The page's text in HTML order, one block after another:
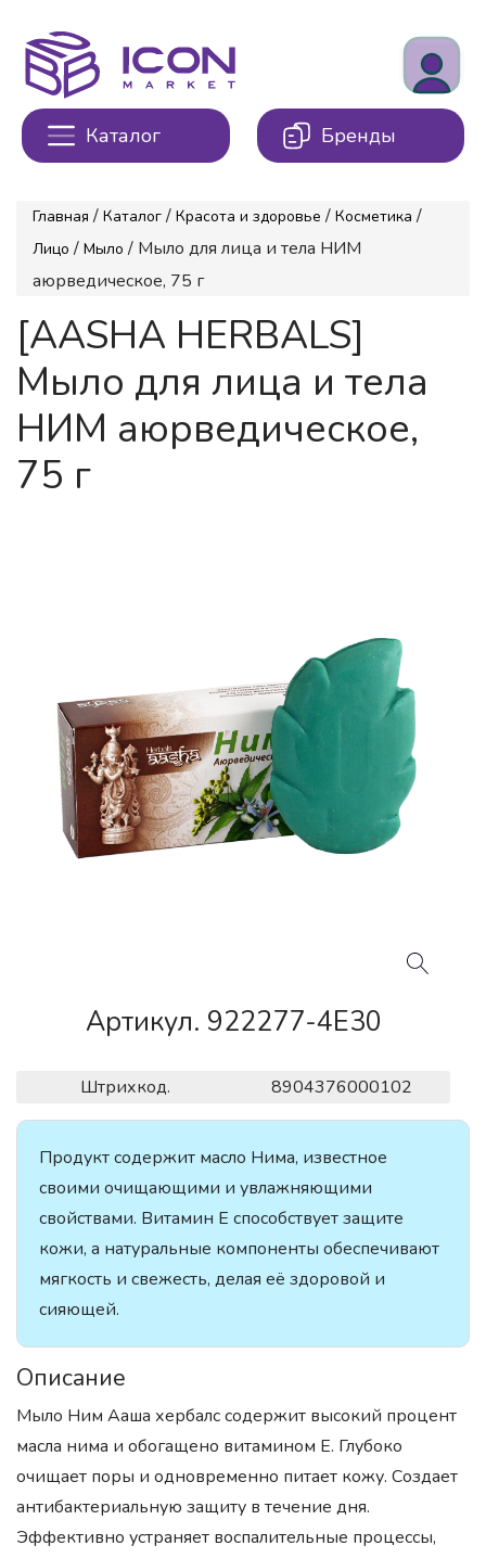
Каталог Бренды
Главная / Каталог / Красота и здоровье / Косметика /
Лицо / Мыло / Мыло для лица и тела НИМ
аюрведическое, 75 г
[AASHA HERBALS]
Мыло для лица и тела
НИМ аюрведическое,
75 г
Артикул. 922277-4E30
Штрихкод. 8904376000102
Продукт содержит масло Нима, известное
своими очищающими и увлажняющими
свойствами. Витамин Е способствует защите
кожи, а натуральные компоненты обеспечивают
мягкость и свежесть, делая её здоровой и
сияющей.
Описание
Мыло Ним Ааша хербалс содержит высокий процент
масла нима и обогащено витамином Е. Глубоко
очищает поры и одновременно питает кожу. Создает
антибактериальную защиту в течение дня.
Эффективно устраняет воспалительные процессы,